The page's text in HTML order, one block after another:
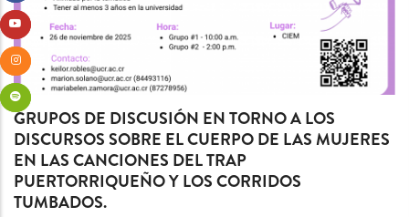
GRUPOS DE DISCUSIÓN EN TORNO A LOS
DISCURSOS SOBRE EL CUERPO DE LAS MUJERES
EN LAS CANCIONES DEL TRAP
PUERTORRIQUEÑO Y LOS CORRIDOS
TUMBADOS.